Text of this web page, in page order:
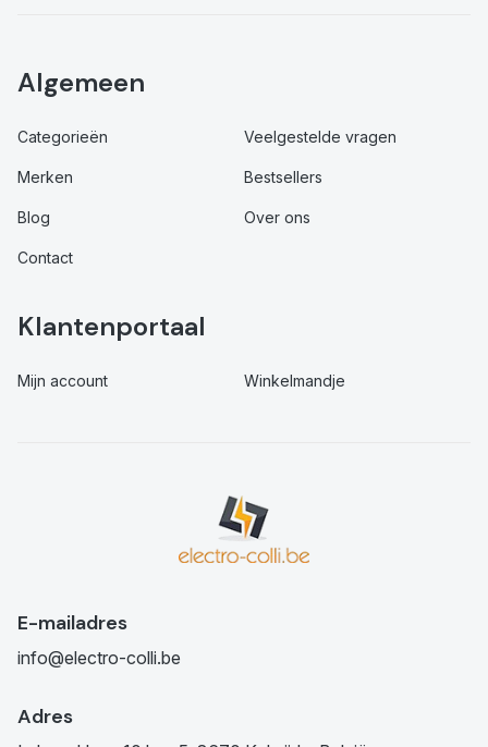
Algemeen
Categorieën Veelgestelde vragen
Merken Bestsellers
Blog Over ons
Contact
Klantenportaal
Mijn account Winkelmandje
E-mailadres
info@electro-colli.be
Adres